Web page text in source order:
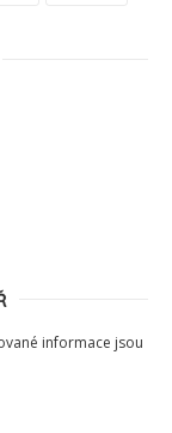
informace jsou